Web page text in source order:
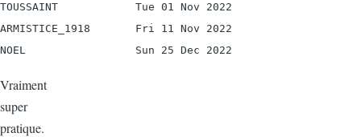
TOUSSAINT            Tue 01 Nov 2022
ARMISTICE_1918       Fri 11 Nov 2022
Vraiment
super
pratique.